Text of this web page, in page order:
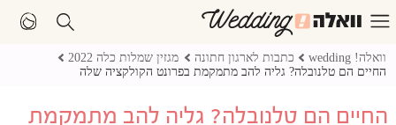
וואלה! wedding כתבות לארגון חתונה
מגזין שמלות כלה 2022
החיים הם טלנובלה? גליה להב מתמקמת בפרונט הקולקציה שלה
החיים הם טלנובלה? גליה להב מתמקמת